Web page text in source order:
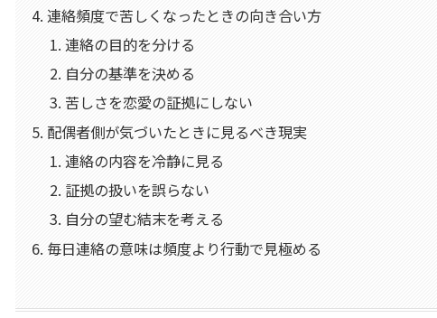
連絡頻度で苦しくなったときの向き合い方
連絡の目的を分ける
自分の基準を決める
苦しさを恋愛の証拠にしない
配偶者側が気づいたときに見るべき現実
連絡の内容を冷静に見る
証拠の扱いを誤らない
自分の望む結末を考える
毎日連絡の意味は頻度より行動で見極める